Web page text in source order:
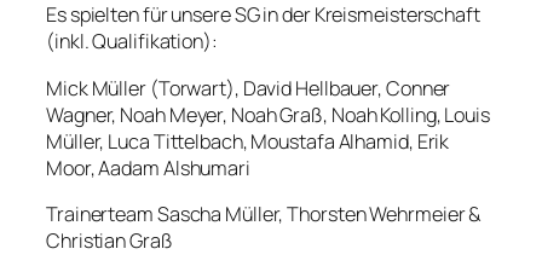
Es spielten für unsere SG in der Kreismeisterschaft
(inkl. Qualifikation):
Mick Müller (Torwart), David Hellbauer, Conner
Wagner, Noah Meyer, Noah Graß, Noah Kolling, Louis
Müller, Luca Tittelbach, Moustafa Alhamid, Erik
Moor, Aadam Alshumari
Trainerteam Sascha Müller, Thorsten Wehrmeier &
Christian Graß